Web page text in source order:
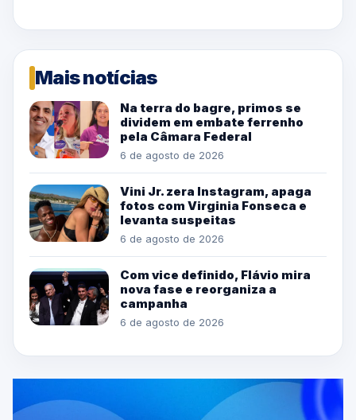
Mais notícias
Na terra do bagre, primos se
dividem em embate ferrenho
pela Câmara Federal
6 de agosto de 2026
Vini Jr. zera Instagram, apaga
fotos com Virginia Fonseca e
levanta suspeitas
6 de agosto de 2026
Com vice definido, Flávio mira
nova fase e reorganiza a
campanha
6 de agosto de 2026